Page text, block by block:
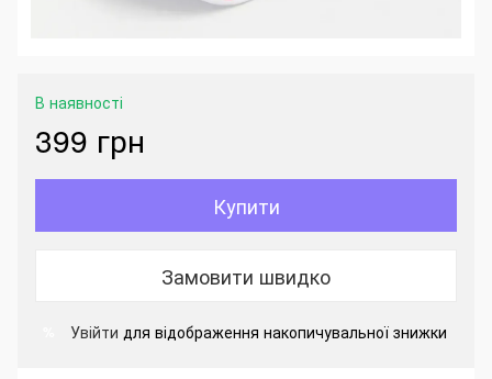
В наявності
399 грн
Купити
Замовити швидко
Увійти для відображення накопичувальної знижки